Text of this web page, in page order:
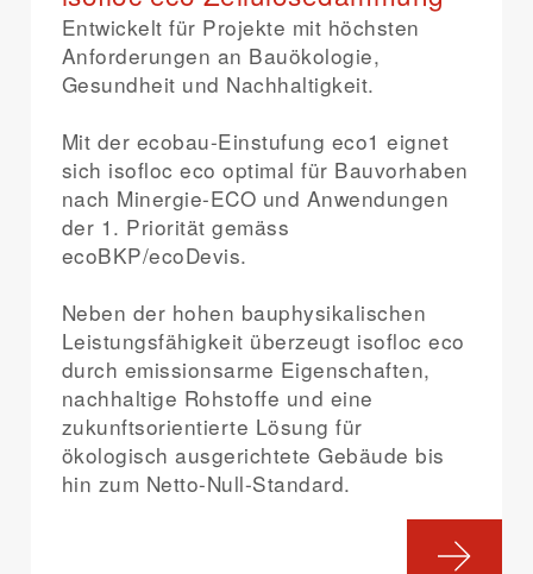
Entwickelt für Projekte mit höchsten
Anforderungen an Bauökologie,
Gesundheit und Nachhaltigkeit.
Mit der ecobau-Einstufung eco1 eignet
sich isofloc eco optimal für Bauvorhaben
nach Minergie-ECO und Anwendungen
der 1. Priorität gemäss
ecoBKP/ecoDevis.
Neben der hohen bauphysikalischen
Leistungsfähigkeit überzeugt isofloc eco
durch emissionsarme Eigenschaften,
nachhaltige Rohstoffe und eine
zukunftsorientierte Lösung für
ökologisch ausgerichtete Gebäude bis
hin zum Netto-Null-Standard.